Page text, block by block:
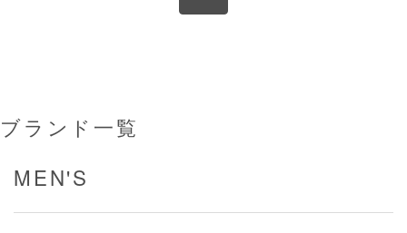
ブランド一覧
MEN'S